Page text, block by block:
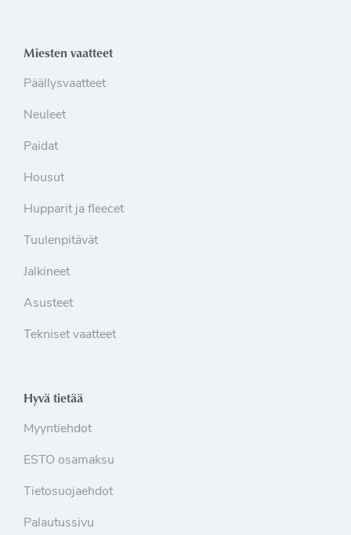
Miesten vaatteet
Päällysvaatteet
Neuleet
Paidat
Housut
Hupparit ja fleecet
Tuulenpitävät
Jalkineet
Asusteet
Tekniset vaatteet
Hyvä tietää
Myyntiehdot
ESTO osamaksu
Tietosuojaehdot
Palautussivu